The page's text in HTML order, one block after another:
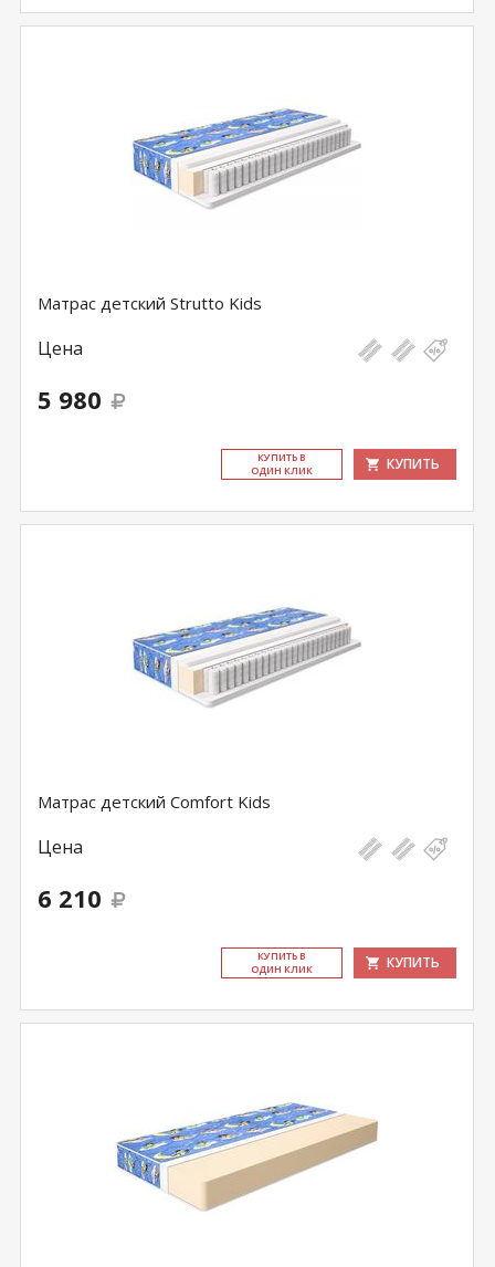
Матрас детский Strutto Kids
Цена
5 980
КУ­ПИТЬ В
ОДИН КЛИК
КУПИТЬ
Матрас детский Comfort Kids
Цена
6 210
КУ­ПИТЬ В
ОДИН КЛИК
КУПИТЬ